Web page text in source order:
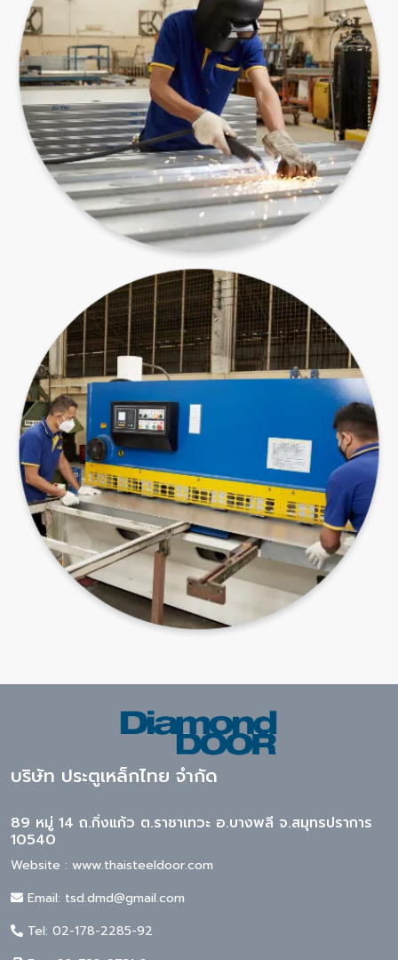
บริษัท ประตูเหล็กไทย จำกัด
89 หมู่ 14 ถ.กิ่งแก้ว ต.ราชาเทวะ อ.บางพลี จ.สมุทรปราการ
10540
Website : www.thaisteeldoor.com
Email: tsd.dmd@gmail.com
Tel: 02-178-2285-92